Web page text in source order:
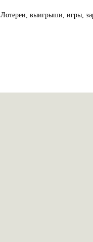
Лотереи, выигрыши, игры,